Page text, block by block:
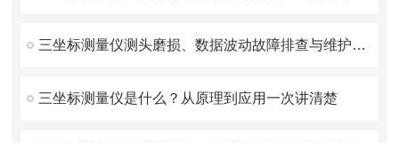
三坐标测量仪测头磨损、数据波动故障排查与维护方案
三坐标测量仪是什么？从原理到应用一次讲清楚